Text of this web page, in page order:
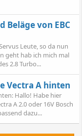
Beläge von EBC
Leute, so da nun
geht hab ich mich mal
2.8 Turbo...
Vectra A hinten
Hallo! Habe hier
A 2.0 oder 16V Bosch
dazu...